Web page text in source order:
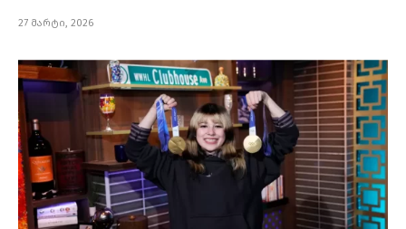
27 მარტი, 2026